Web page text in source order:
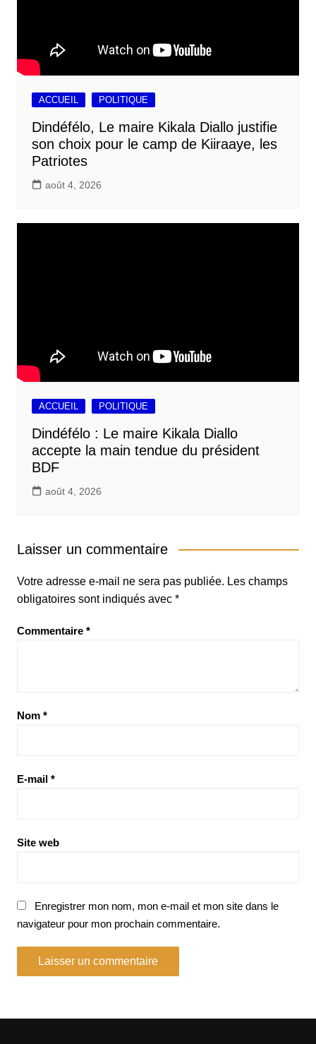
ACCUEIL POLITIQUE
Dindéfélo, Le maire Kikala Diallo justifie
son choix pour le camp de Kiiraaye, les
Patriotes
août 4, 2026
ACCUEIL POLITIQUE
Dindéfélo : Le maire Kikala Diallo
accepte la main tendue du président
BDF
août 4, 2026
Laisser un commentaire
Votre adresse e-mail ne sera pas publiée. Les champs
obligatoires sont indiqués avec *
Commentaire *
Nom *
E-mail *
Site web
Enregistrer mon nom, mon e-mail et mon site dans le
navigateur pour mon prochain commentaire.